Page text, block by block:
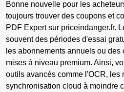
Bonne nouvelle pour les
toujours trouver des coupons et
PDF Expert sur priceindanger.fr.
souvent des périodes d'essai
les abonnements annuels ou
mises à niveau premium. Ainsi,
outils avancés comme l'OCR, les
synchronisation cloud à moindre